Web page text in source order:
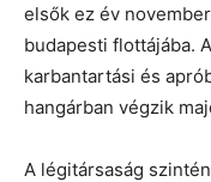
elsők ez év
budapesti flottájába.
karbantartási és
hangárban végzik
A légitársaság